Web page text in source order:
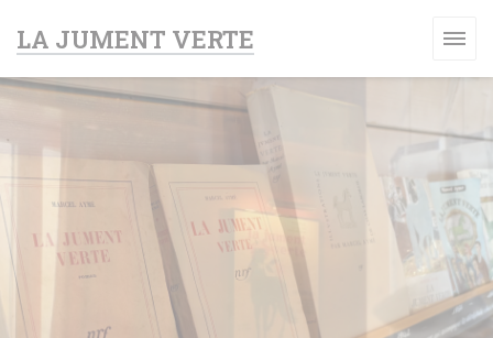
LA JUMENT VERTE